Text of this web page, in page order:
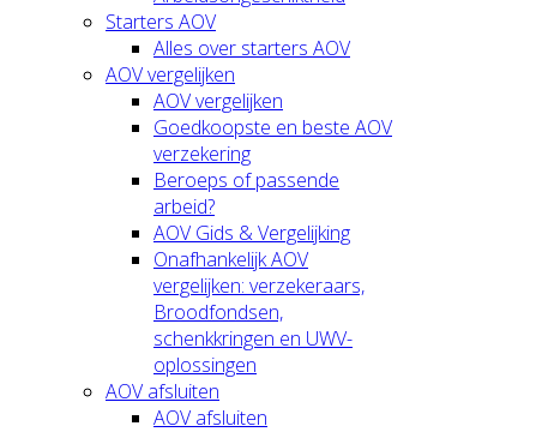
Starters AOV
Alles over starters AOV
AOV vergelijken
AOV vergelijken
Goedkoopste en beste AOV
verzekering
Beroeps of passende
arbeid?
AOV Gids & Vergelijking
Onafhankelijk AOV
vergelijken: verzekeraars,
Broodfondsen,
schenkkringen en UWV-
oplossingen
AOV afsluiten
AOV afsluiten